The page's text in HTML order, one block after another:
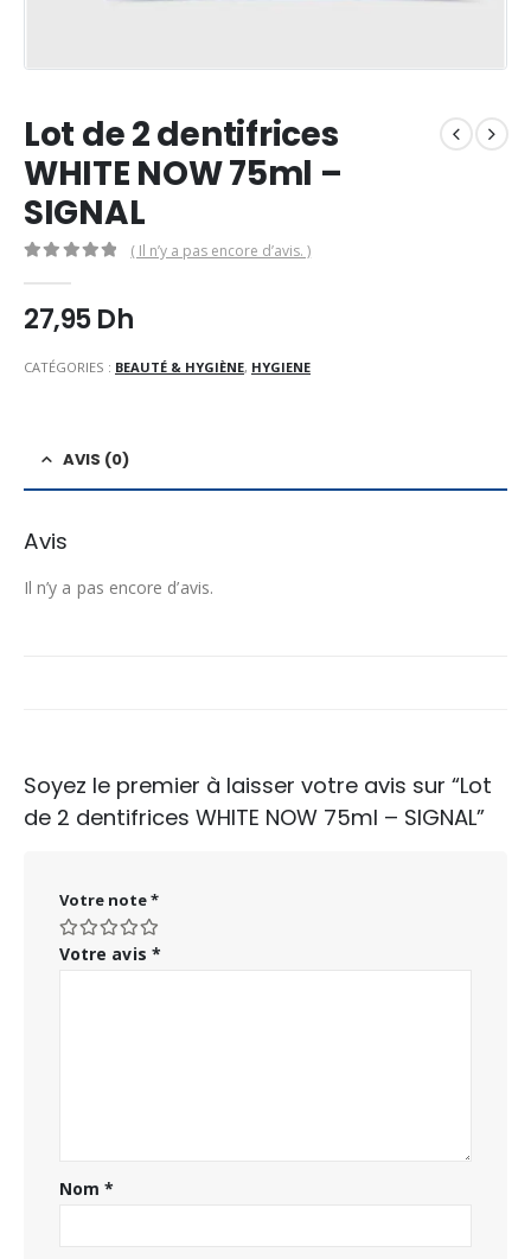
Lot de 2 dentifrices
WHITE NOW 75ml –
SIGNAL
( Il n’y a pas encore d’avis. )
27,95Dh
CATÉGORIES : BEAUTÉ & HYGIÈNE, HYGIENE
AVIS (0)
Avis
Il n’y a pas encore d’avis.
Soyez le premier à laisser votre avis sur “Lot
de 2 dentifrices WHITE NOW 75ml – SIGNAL”
Votre note*
Votre avis *
Nom*